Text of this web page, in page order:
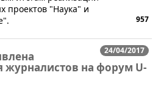
проектов "Наука" и
957
24/04/2017
журналистов на форум U-